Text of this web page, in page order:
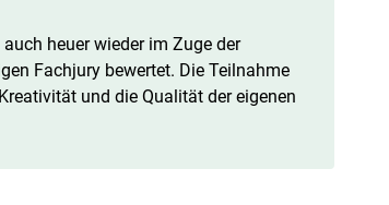
heuer wieder im Zuge der
Fachjury bewertet. Die Teilnahme
und die Qualität der eigenen